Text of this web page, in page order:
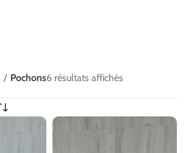
Pochons6 résultats affichés